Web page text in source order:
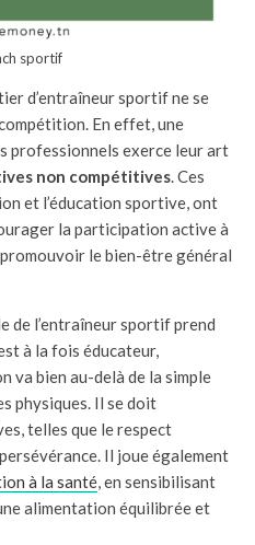
sportif
d’entraîneur sportif ne se
En effet, une
professionnels exerce leur art
non compétitives. Ces
et l’éducation sportive, ont
la participation active à
le bien-être général
de l’entraîneur sportif prend
à la fois éducateur,
va bien au-delà de la simple
physiques. Il se doit
telles que le respect
Il joue également
à la santé, en sensibilisant
alimentation équilibrée et